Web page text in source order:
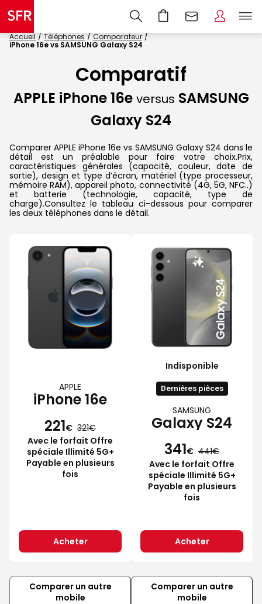
Accueil Téléphones
Comparateur
iPhone 16e vs SAMSUNG Galaxy S24
Comparatif
APPLE iPhone 16e versus SAMSUNG
Galaxy S24
Comparer APPLE iPhone 16e vs SAMSUNG Galaxy S24 dans le
détail est un préalable pour faire votre choix.Prix,
caractéristiques générales (capacité, couleur, date de
sortie), design et type d’écran, matériel (type processeur,
mémoire RAM), appareil photo, connectivité (4G, 5G, NFC..)
et batterie (technologie, capacité, type de
charge).Consultez le tableau ci-dessous pour comparer
les deux téléphones dans le détail.
APPLE
iPhone 16e
221€ 321
Avec le forfait Offre
spéciale Illimité 5G+
Payable en plusieurs
fois
Acheter
Indisponible
Dernières pièces
SAMSUNG
Galaxy S24
341€ 441
Avec le forfait Offre
spéciale Illimité 5G+
Payable en plusieurs
fois
Acheter
Comparer un autre
mobile
Comparer un autre
mobile